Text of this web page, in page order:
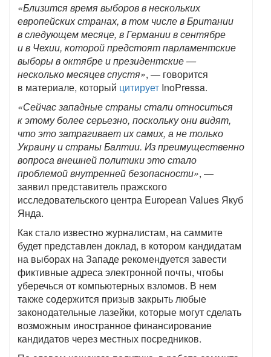
«Близится время выборов в нескольких
европейских странах, в том числе в Британии
в следующем месяце, в Германии в сентябре
и в Чехии, которой предстоят парламентские
выборы в октябре и президентские —
несколько месяцев спустя», — говорится
в материале, который цитирует InoPressa.
«Сейчас западные страны стали относиться
к этому более серьезно, поскольку они видят,
что это затрагивает их самих, а не только
Украину и страны Балтии. Из преимущественно
вопроса внешней политики это стало
проблемой внутренней безопасности», —
заявил представитель пражского
исследовательского центра European Values Якуб
Янда.
Как стало известно журналистам, на саммите
будет представлен доклад, в котором кандидатам
на выборах на Западе рекомендуется завести
фиктивные адреса электронной почты, чтобы
уберечься от компьютерных взломов. В нем
также содержится призыв закрыть любые
законодательные лазейки, которые могут сделать
возможным иностранное финансирование
кандидатов через местных посредников.